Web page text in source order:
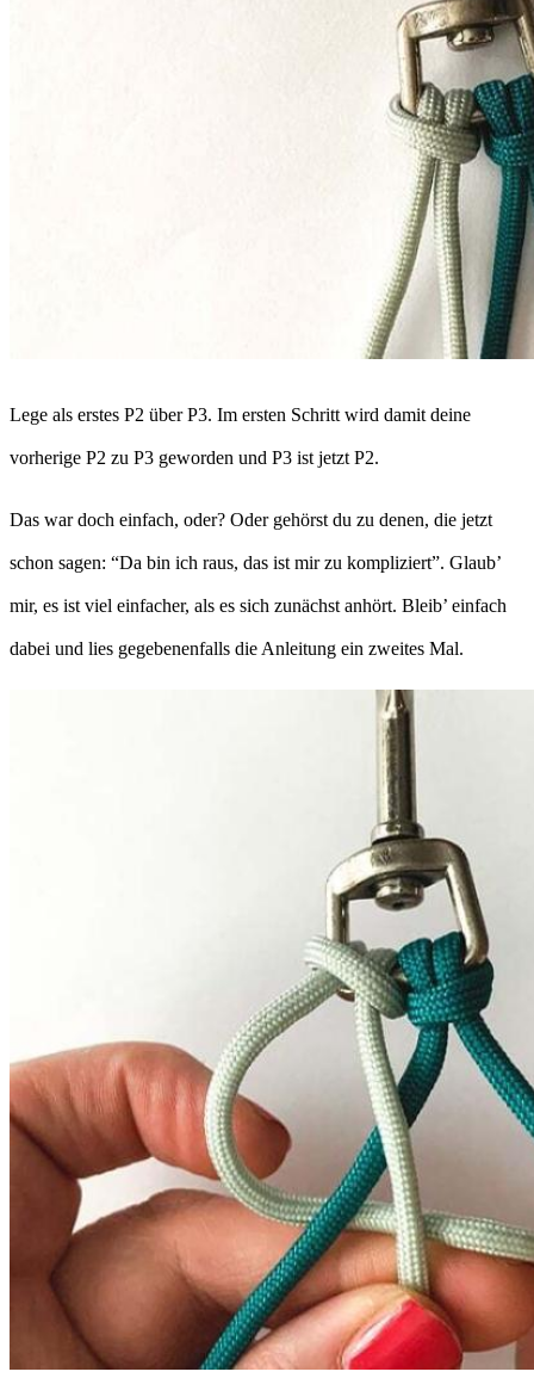
Lege als erstes P2 über P3. Im ersten Schritt wird damit deine
vorherige P2 zu P3 geworden und P3 ist jetzt P2.
Das war doch einfach, oder? Oder gehörst du zu denen, die jetzt
schon sagen: “Da bin ich raus, das ist mir zu kompliziert”. Glaub’
mir, es ist viel einfacher, als es sich zunächst anhört. Bleib’ einfach
dabei und lies gegebenenfalls die Anleitung ein zweites Mal.